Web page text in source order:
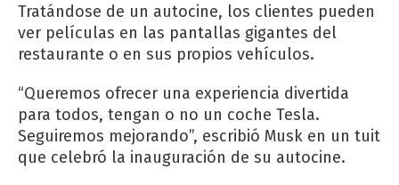
Tratándose de un autocine, los clientes pueden
ver películas en las pantallas gigantes del
restaurante o en sus propios vehículos.
“Queremos ofrecer una experiencia divertida
para todos, tengan o no un coche Tesla.
Seguiremos mejorando”, escribió Musk en un tuit
que celebró la inauguración de su autocine.